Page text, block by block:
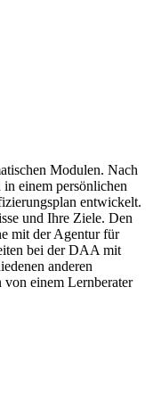
Modulen. Nach
einem persönlichen
entwickelt.
und Ihre Ziele. Den
mit der Agentur für
bei der DAA mit
anderen
einem Lernberater